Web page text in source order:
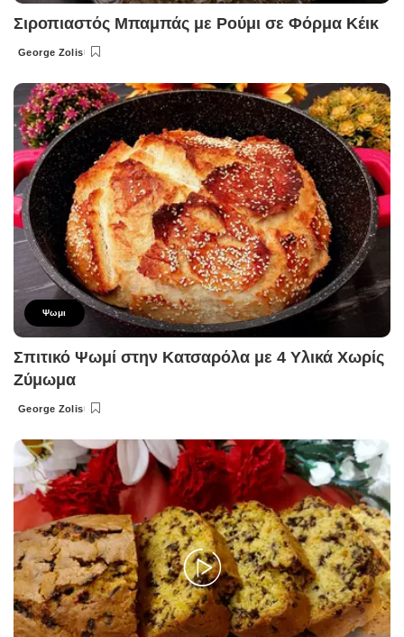
Σιροπιαστός Μπαμπάς με Ρούμι σε Φόρμα Κέικ
Posted
George Zolis
Ψωμι
Σπιτικό Ψωμί στην Κατσαρόλα με 4 Υλικά Χωρίς
Ζύμωμα
Posted
George Zolis